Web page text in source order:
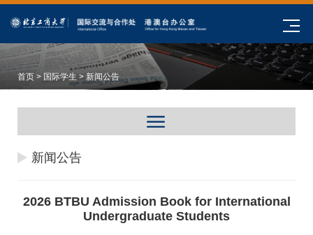
首页> 国际学生 > 新闻公告
新闻公告
2026 BTBU Admission Book for International
Undergraduate Students